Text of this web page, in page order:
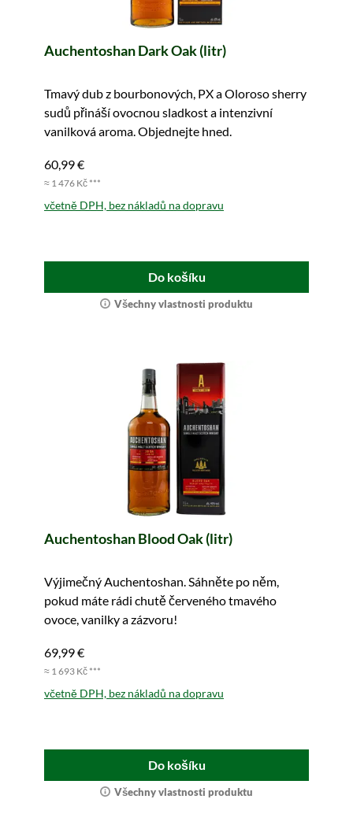
Auchentoshan Dark Oak (litr)
Tmavý dub z bourbonových, PX a Oloroso sherry
sudů přináší ovocnou sladkost a intenzivní
vanilková aroma. Objednejte hned.
60,99 €
≈ 1 476 Kč ***
včetně DPH, bez nákladů na dopravu
Do košíku
Všechny vlastnosti produktu
Auchentoshan Blood Oak (litr)
Výjimečný Auchentoshan. Sáhněte po něm,
pokud máte rádi chutě červeného tmavého
ovoce, vanilky a zázvoru!
69,99 €
≈ 1 693 Kč ***
včetně DPH, bez nákladů na dopravu
Do košíku
Všechny vlastnosti produktu